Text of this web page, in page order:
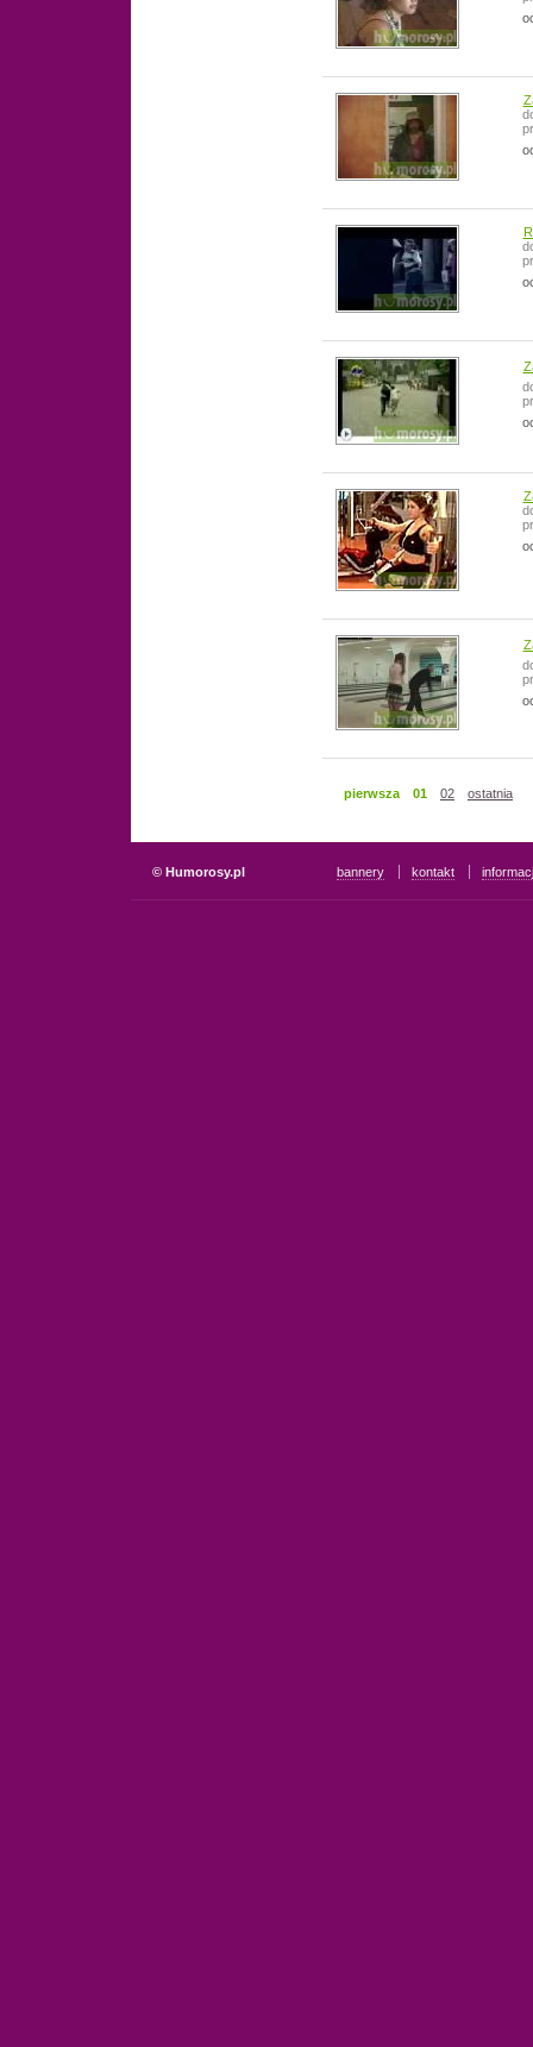
pierwsza 01 02 ostatnia
© Humorosy.pl bannery kontakt